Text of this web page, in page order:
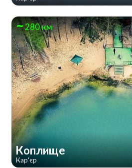
280 км
Коплище
Кар'єр